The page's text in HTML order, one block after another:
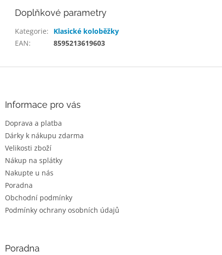
Doplňkové parametry
Kategorie:
Klasické koloběžky
EAN: 8595213619603
Informace pro vás
Doprava a platba
Dárky k nákupu zdarma
Velikosti zboží
Nákup na splátky
Nakupte u nás
Poradna
Obchodní podmínky
Podmínky ochrany osobních údajů
Poradna